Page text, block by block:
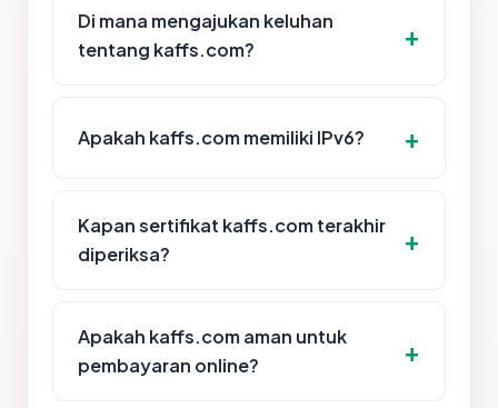
Di mana mengajukan keluhan
tentang kaffs.com?
Apakah kaffs.com memiliki IPv6?
Kapan sertifikat kaffs.com terakhir
diperiksa?
Apakah kaffs.com aman untuk
pembayaran online?